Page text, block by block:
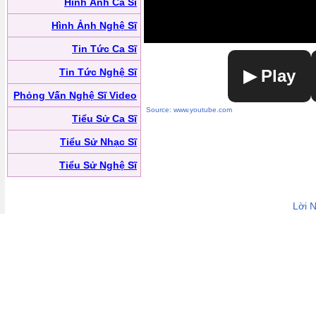
Hình Ảnh Nghệ Sĩ
Tin Tức Ca Sĩ
Tin Tức Nghệ Sĩ
Phỏng Vấn Nghệ Sĩ Video
Tiểu Sử Ca Sĩ
Tiểu Sử Nhạc Sĩ
Tiểu Sử Nghệ Sĩ
▶ Play
Source: www.youtube.com
Lời